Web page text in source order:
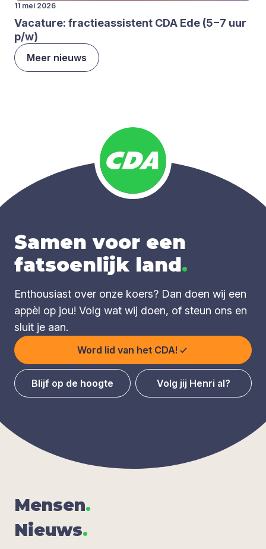
11 mei 2026
Vaca­tu­re: frac­tie­as­sis­tent CDA Ede (5−7 uur
p/​w)
Meer nieuws
Samen voor een
fatsoenlijk land.
Enthousiast over onze koers? Dan doen wij een
appèl op jou! Volg wat wij doen, of steun ons en
sluit je aan.
Word lid van het CDA!
Blijf op de hoogte Volg jij Henri al?
Men­sen.
Nieuws.